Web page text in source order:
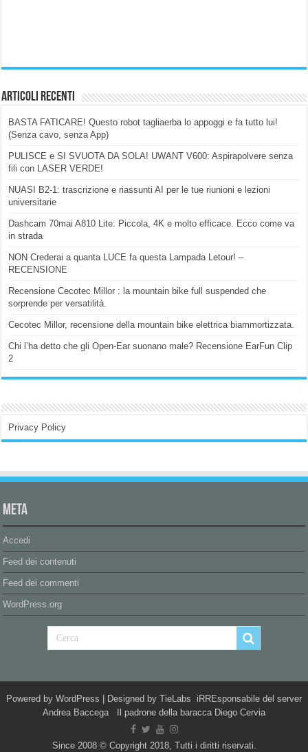
Articoli Recenti
BASTA FATICARE! Questo robot tagliaerba lo appoggi e fa tutto lui!
(Senza cavo, senza App)
PULISCE e SI SVUOTA DA SOLA! UWANT V600: Aspirapolvere senza
fili con LASER VERDE!
NUASI B2-1: trascrizione e riassunti AI per le tue riunioni e lezioni
universitarie
Dashcam 70mai A810 Lite: Piccola, 4K e molto efficace. Ecco come va
in strada
NON Crederai a quanta LUCE fa questa Lampada Letour! –
RECENSIONE
Recensione Cecotec Millor : la mountain bike full suspended che
sorprende per versatilità.
Cecotec Millor, recensione della mountain bike elettrica biammortizzata.
Chi l’ha detto che gli Open-Ear suonano male? Recensione EarFun Clip
2
Privacy Policy
Meta
Accedi
Feed dei contenuti
Feed dei commenti
WordPress.org
Powered by WordPress | Designed by TieLabs iRREsponsabile del server
Andrea Baccega Il padrone della baracca Diego Cervia
Since 2008 © Copyright 2018, Tutti i diritti riservati.